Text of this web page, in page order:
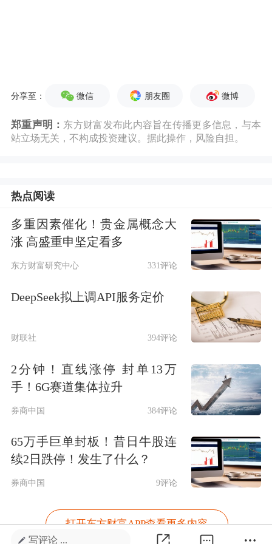
分享至： 微信 朋友圈 微博
郑重声明： 东方财富发布此内容旨在传播更多信息，与本
站立场无关，不构成投资建议。据此操作，风险自担。
热点阅读
多重因素催化！贵金属概念大
涨 高盛重申坚定看多
东方财富研究中心 331评论
DeepSeek拟上调API服务定价
财联社 394评论
2分钟！直线涨停 封单13万
手！6G赛道集体拉升
券商中国 384评论
65万手巨单封板！昔日牛股连
续2日跌停！发生了什么？
券商中国 9评论
打开东方财富APP查看更多内容
写评论 ...